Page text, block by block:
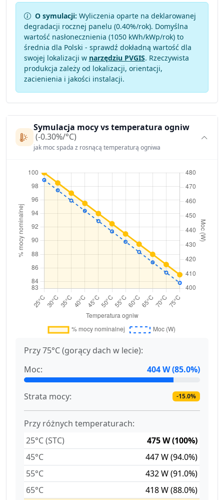
O symulacji: Wyliczenia oparte na deklarowanej
degradacji rocznej panelu (0.40%/rok). Domyślna
wartość nasłonecznienia (1050 kWh/kWp/rok) to
średnia dla Polski - sprawdź dokładną wartość dla
swojej lokalizacji w narzędziu PVGIS. Rzeczywista
produkcja zależy od lokalizacji, orientacji,
zacienienia i jakości instalacji.
Symulacja mocy vs temperatura ogniw
(-0.30%/°C)
jak moc spada z rosnącą temperaturą ogniwa
Przy 75°C (gorący dach w lecie):
Moc:
404 W (85.0%)
Strata mocy: -15.0%
Przy różnych temperaturach:
25°C (STC)
475 W (100%)
45°C
447 W (94.0%)
55°C
432 W (91.0%)
65°C
418 W (88.0%)